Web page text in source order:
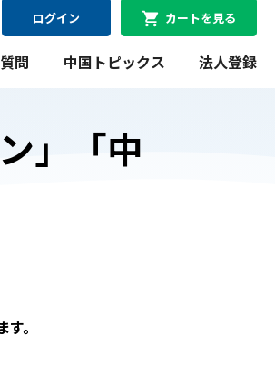
ログイン カートを見る
ミュレーションができま
問 中国トピックス 法人登録
」「中
。